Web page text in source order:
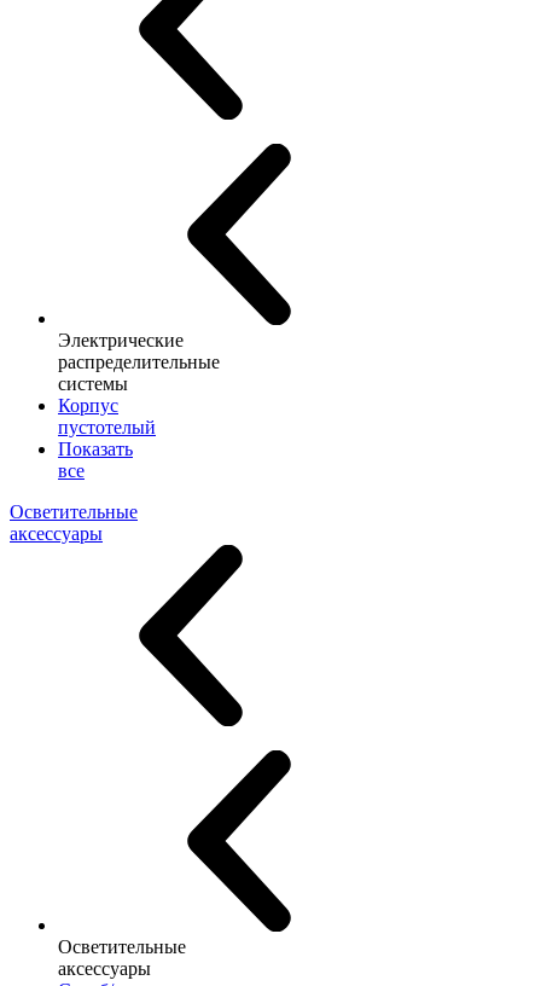
Электрические
распределительные
системы
Корпус
пустотелый
Показать
все
Осветительные
аксессуары
Осветительные
аксессуары